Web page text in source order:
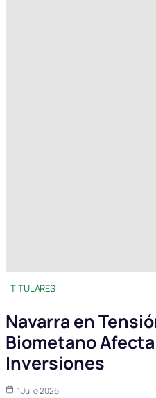
TITULARES
Navarra en
Biometano
Inversiones
1 Julio 2026